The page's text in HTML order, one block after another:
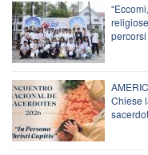
Chiese